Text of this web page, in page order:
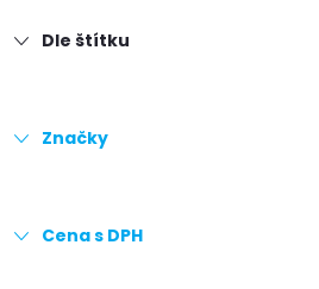
Dle štítku
Značky
Cena s DPH